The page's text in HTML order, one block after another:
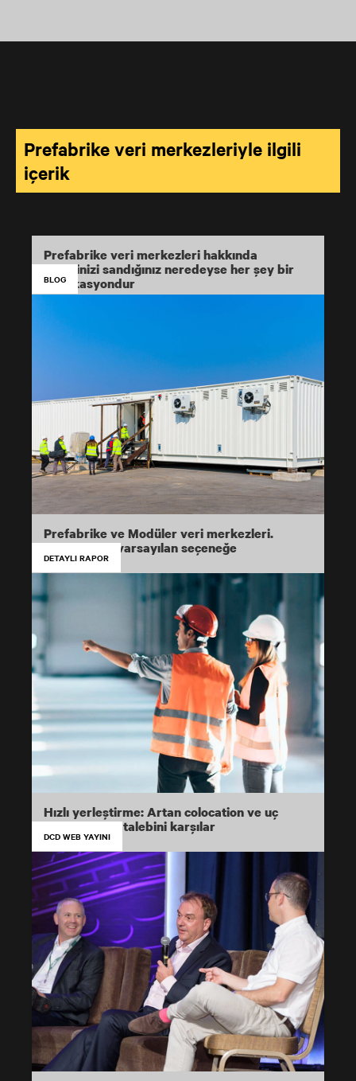
Prefabrike veri merkezleriyle ilgili
içerik
Prefabrike veri merkezleri hakkında
bildiğinizi sandığınız neredeyse her şey bir
fabrikasyondur
BLOG
Prefabrike ve Modüler veri merkezleri.
Aksaklıktan varsayılan seçeneğe
DETAYLI RAPOR
Hızlı yerleştirme: Artan colocation ve uç
nokta altyapı talebini karşılar
DCD WEB YAYINI